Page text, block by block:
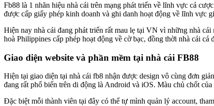
Fb88 là 1 nhãn hiệu nhà cái trên mạng phát triển về lĩnh vực cá
được cấp giấy phép kinh doanh và ghi danh hoạt động về lĩnh vực
Hiện nay nhà cái đang phát triển rất mau lẹ tại VN vì những nhà
hoà Philippines cấp phép hoạt động về cờ bạc, đồng thời nhà cái
Giao diện website và phần mềm tại nhà cái FB88
Hiện tại giao diện tại nhà cái fb8 nhận được design vô cùng đơn
đang rất phổ biến trên di động là Android và iOS. Màu chủ chốt
Đặc biệt mỗi thành viên tại đây có thể tự mình quản lý account,